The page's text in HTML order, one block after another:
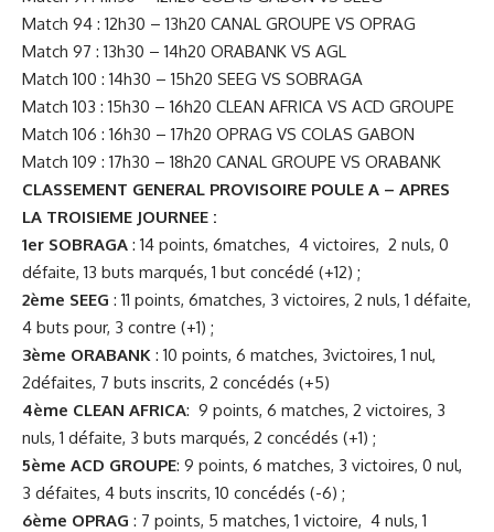
Match 94 : 12h30 – 13h20 CANAL GROUPE VS OPRAG
Match 97 : 13h30 – 14h20 ORABANK VS AGL
Match 100 : 14h30 – 15h20 SEEG VS SOBRAGA
Match 103 : 15h30 – 16h20 CLEAN AFRICA VS ACD GROUPE
Match 106 : 16h30 – 17h20 OPRAG VS COLAS GABON
Match 109 : 17h30 – 18h20 CANAL GROUPE VS ORABANK
CLASSEMENT GENERAL PROVISOIRE POULE A – APRES
LA TROISIEME JOURNEE :
1er SOBRAGA : 14 points, 6matches, 4 victoires, 2 nuls, 0
défaite, 13 buts marqués, 1 but concédé (+12) ;
2ème SEEG : 11 points, 6matches, 3 victoires, 2 nuls, 1 défaite,
4 buts pour, 3 contre (+1) ;
3ème ORABANK : 10 points, 6 matches, 3victoires, 1 nul,
2défaites, 7 buts inscrits, 2 concédés (+5)
4ème CLEAN AFRICA: 9 points, 6 matches, 2 victoires, 3
nuls, 1 défaite, 3 buts marqués, 2 concédés (+1) ;
5ème ACD GROUPE: 9 points, 6 matches, 3 victoires, 0 nul,
3 défaites, 4 buts inscrits, 10 concédés (-6) ;
6ème OPRAG : 7 points, 5 matches, 1 victoire, 4 nuls, 1